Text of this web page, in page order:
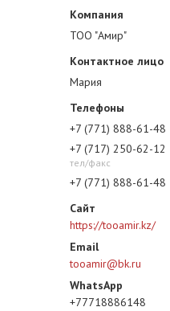
ТОО "Амир"
Мария
+7 (771) 888-61-48
+7 (717) 250-62-12
тел/факс
+7 (771) 888-61-48
https://tooamir.kz/
tooamir@bk.ru
+77718886148